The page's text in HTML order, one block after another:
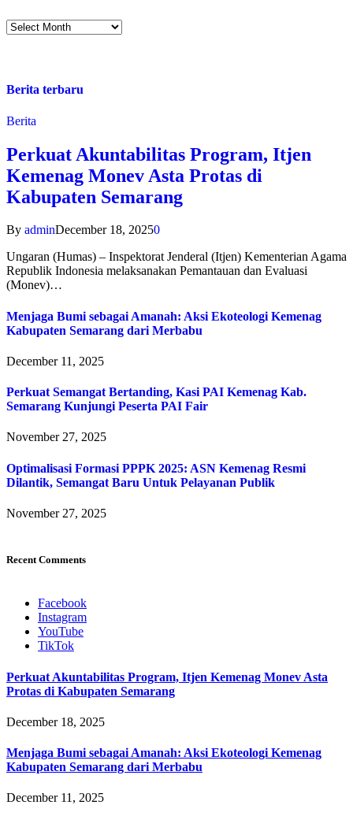
Berita terbaru
Berita
Perkuat Akuntabilitas Program, Itjen
Kemenag Monev Asta Protas di
Kabupaten Semarang
By adminDecember 18, 20250
Ungaran (Humas) – Inspektorat Jenderal (Itjen) Kementerian Agama
Republik Indonesia melaksanakan Pemantauan dan Evaluasi
(Monev)…
Menjaga Bumi sebagai Amanah: Aksi Ekoteologi Kemenag
Kabupaten Semarang dari Merbabu
December 11, 2025
Perkuat Semangat Bertanding, Kasi PAI Kemenag Kab.
Semarang Kunjungi Peserta PAI Fair
November 27, 2025
Optimalisasi Formasi PPPK 2025: ASN Kemenag Resmi
Dilantik, Semangat Baru Untuk Pelayanan Publik
November 27, 2025
Recent Comments
Facebook
Instagram
YouTube
TikTok
Perkuat Akuntabilitas Program, Itjen Kemenag Monev Asta
Protas di Kabupaten Semarang
December 18, 2025
Menjaga Bumi sebagai Amanah: Aksi Ekoteologi Kemenag
Kabupaten Semarang dari Merbabu
December 11, 2025